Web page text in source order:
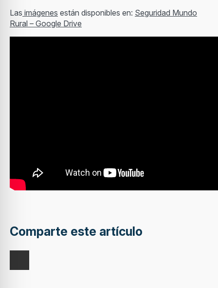
Las imágenes están disponibles en: Seguridad Mundo
Rural – Google Drive
Comparte este artículo